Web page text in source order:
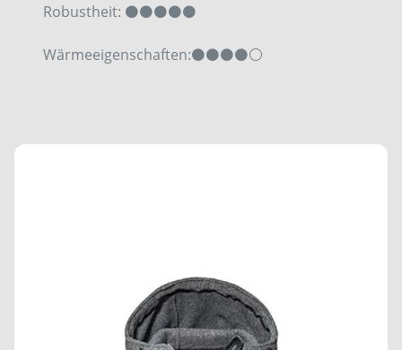
Robustheit: ⚫⚫⚫⚫⚫
Wärmeeigenschaften:⚫⚫⚫⚫⚪